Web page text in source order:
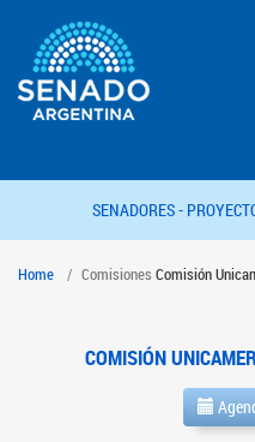
SENADORES -
Home Comisiones Comisión
COMISIÓN